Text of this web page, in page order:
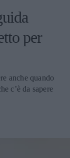
per
anche quando
c’è da sapere